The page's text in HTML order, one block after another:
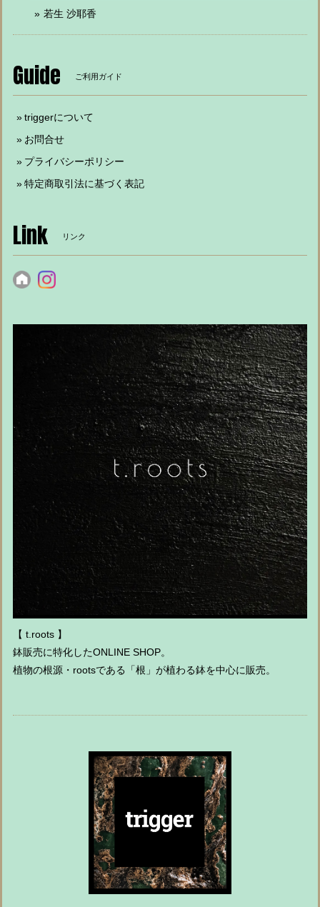
若生 沙耶香
Guide ご利用ガイド
triggerについて
お問合せ
プライバシーポリシー
特定商取引法に基づく表記
Link リンク
【 t.roots 】
鉢販売に特化したONLINE SHOP。
植物の根源・rootsである「根」が植わる鉢を中心に販売。